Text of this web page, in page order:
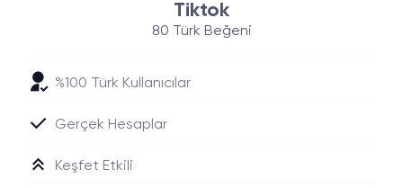
Tiktok
80 Türk Beğeni
%100 Türk Kullanıcılar
Gerçek Hesaplar
Keşfet Etkili